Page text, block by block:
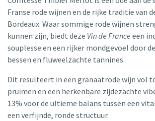
Franse rode wijnen en de rijke traditie van
Bordeaux. Waar sommige rode wijnen
kunnen zijn, biedt deze Vin de France een
souplesse en een rijker mondgevoel door
bessen en fluweelzachte tannines.
Dit resulteert in een granaatrode wijn vol
pruimen en een herkenbare zijdezachte
13% voor de ultieme balans tussen een
een verfijnde, ronde structuur.